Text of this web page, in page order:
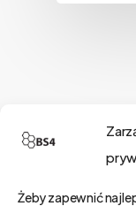
Żeby zapewnić